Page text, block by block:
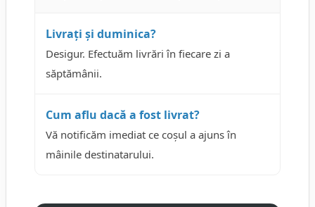
Livrați și duminica?
Desigur. Efectuăm livrări în fiecare zi a
săptămânii.
Cum aflu dacă a fost livrat?
Vă notificăm imediat ce coșul a ajuns în
mâinile destinatarului.